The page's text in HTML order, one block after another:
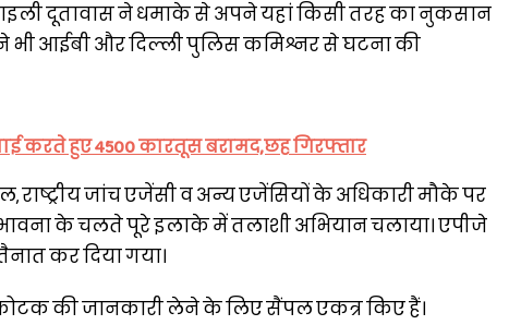
दूतावास ने धमाके से अपने यहां किसी तरह का नुकसान
ने भी आईबी और दिल्ली पुलिस कमिश्नर से घटना की
करते हुए 4500 कारतूस बरामद,छह गिरफ्तार
जांच एजेंसी व अन्य एजेंसियों के अधिकारी मौके पर
के चलते पूरे इलाके में तलाशी अभियान चलाया। एपीजे
कर दिया गया।
की जानकारी लेने के लिए सैंपल एकत्र किए हैं।